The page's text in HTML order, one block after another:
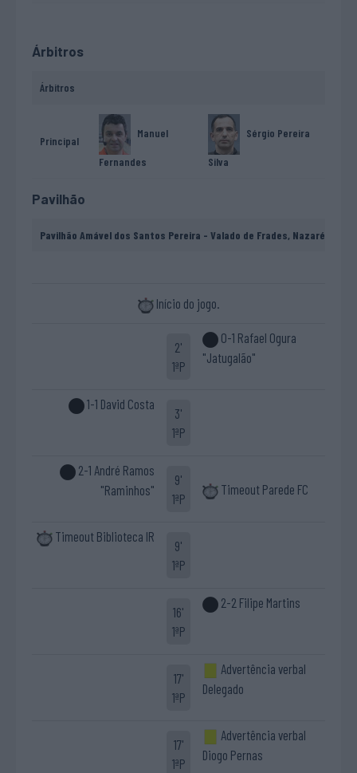
Árbitros
Árbitros
Principal
Manuel
Fernandes
Sérgio Pereira
Silva
Pavilhão
Pavilhão Amável dos Santos Pereira - Valado de Frades, Nazaré
Início do jogo.
2'
1ªP
0-1 Rafael Ogura
"Jatugalão"
1-1 David Costa
3'
1ªP
2-1 André Ramos
"Raminhos"
9'
1ªP
Timeout Parede FC
Timeout Biblioteca IR
9'
1ªP
16'
1ªP
2-2 Filipe Martins
17'
1ªP
Advertência verbal
Delegado
17'
1ªP
Advertência verbal
Diogo Pernas